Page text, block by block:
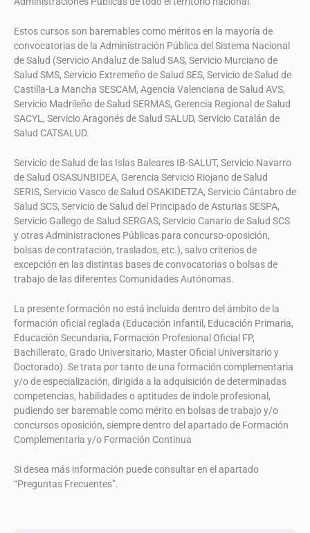
Estos cursos son baremables como méritos en la mayoría de
convocatorias de la Administración Pública del Sistema Nacional
de Salud (Servicio Andaluz de Salud SAS, Servicio Murciano de
Salud SMS, Servicio Extremeño de Salud SES, Servicio de Salud de
Castilla-La Mancha SESCAM, Agencia Valenciana de Salud AVS,
Servicio Madrileño de Salud SERMAS, Gerencia Regional de Salud
SACYL, Servicio Aragonés de Salud SALUD, Servicio Catalán de
Salud CATSALUD.
Servicio de Salud de las Islas Baleares IB-SALUT, Servicio Navarro
de Salud OSASUNBIDEA, Gerencia Servicio Riojano de Salud
SERIS, Servicio Vasco de Salud OSAKIDETZA, Servicio Cántabro de
Salud SCS, Servicio de Salud del Principado de Asturias SESPA,
Servicio Gallego de Salud SERGAS, Servicio Canario de Salud SCS
y otras Administraciones Públicas para concurso-oposición,
bolsas de contratación, traslados, etc.), salvo criterios de
excepción en las distintas bases de convocatorias o bolsas de
trabajo de las diferentes Comunidades Autónomas.
La presente formación no está incluida dentro del ámbito de la
formación oficial reglada (Educación Infantil, Educación Primaria,
Educación Secundaria, Formación Profesional Oficial FP,
Bachillerato, Grado Universitario, Master Oficial Universitario y
Doctorado). Se trata por tanto de una formación complementaria
y/o de especialización, dirigida a la adquisición de determinadas
competencias, habilidades o aptitudes de índole profesional,
pudiendo ser baremable como mérito en bolsas de trabajo y/o
concursos oposición, siempre dentro del apartado de Formación
Complementaria y/o Formación Continua
Si desea más información puede consultar en el apartado
“Preguntas Frecuentes”.